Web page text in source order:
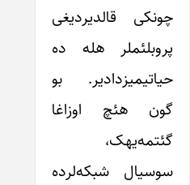
چونکی قالدیردیغی
پروبلئملر هله ده
حیاتیمیزدادیر. بو
گون هئچ اوزاغا
گئتمه‌یهک،
سوسیال شبکه‌لرده